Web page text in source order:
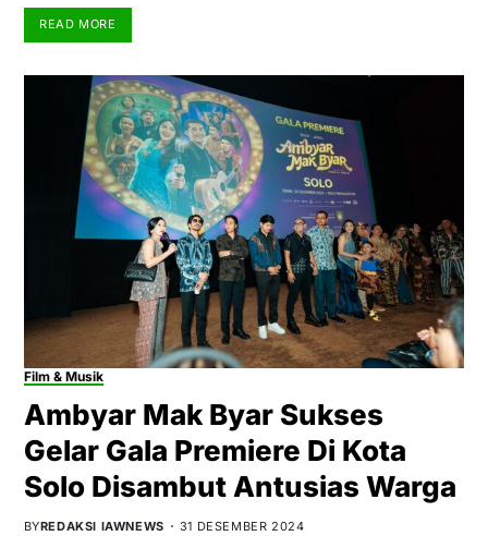
READ MORE
Film & Musik
Ambyar Mak Byar Sukses
Gelar Gala Premiere Di Kota
Solo Disambut Antusias Warga
BYREDAKSI IAWNEWS 31 DESEMBER 2024